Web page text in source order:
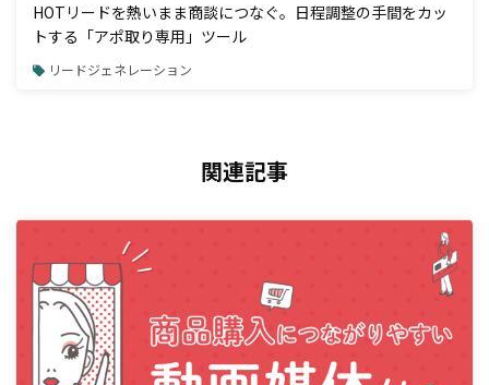
HOTリードを熱いまま商談につなぐ。日程調整の手間をカッ
トする「アポ取り専用」ツール
リードジェネレーション
関連記事